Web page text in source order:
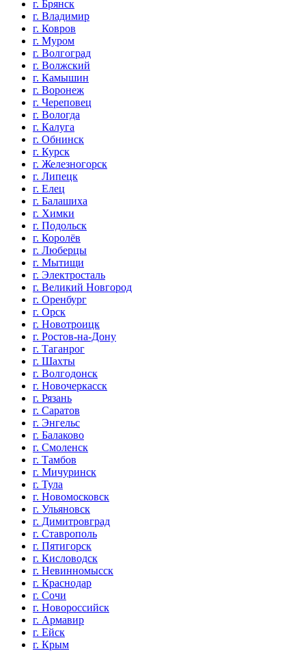
г. Брянск
г. Владимир
г. Ковров
г. Муром
г. Волгоград
г. Волжский
г. Камышин
г. Воронеж
г. Череповец
г. Вологда
г. Калуга
г. Обнинск
г. Курск
г. Железногорск
г. Липецк
г. Елец
г. Балашиха
г. Химки
г. Подольск
г. Королёв
г. Люберцы
г. Мытищи
г. Электросталь
г. Великий Новгород
г. Оренбург
г. Орск
г. Новотроицк
г. Ростов-на-Дону
г. Таганрог
г. Шахты
г. Волгодонск
г. Новочеркасск
г. Рязань
г. Саратов
г. Энгельс
г. Балаково
г. Смоленск
г. Тамбов
г. Мичуринск
г. Тула
г. Новомосковск
г. Ульяновск
г. Димитровград
г. Ставрополь
г. Пятигорск
г. Кисловодск
г. Невинномысск
г. Краснодар
г. Сочи
г. Новороссийск
г. Армавир
г. Ейск
г. Крым